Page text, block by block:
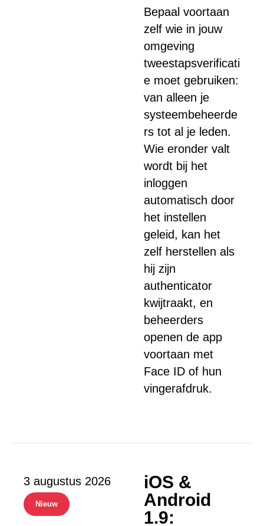
Bepaal voortaan
zelf wie in jouw
omgeving
tweestapsverificati
e moet gebruiken:
van alleen je
systeembeheerde
rs tot al je leden.
Wie eronder valt
wordt bij het
inloggen
automatisch door
het instellen
geleid, kan het
zelf herstellen als
hij zijn
authenticator
kwijtraakt, en
beheerders
openen de app
voortaan met
Face ID of hun
vingerafdruk.
3 augustus 2026
Nieuw
iOS &
Android
1.9: